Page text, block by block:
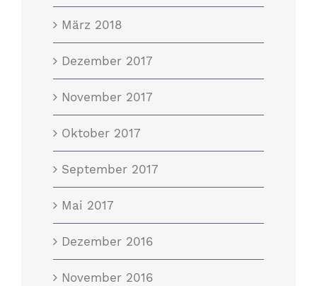
März 2018
Dezember 2017
November 2017
Oktober 2017
September 2017
Mai 2017
Dezember 2016
November 2016